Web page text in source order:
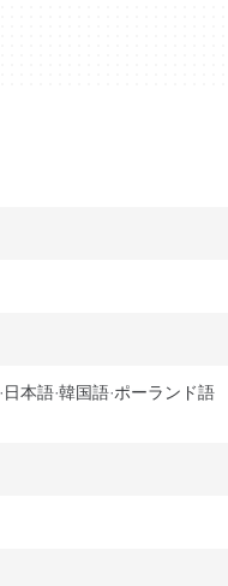
日本語 韓国語 ポーランド語